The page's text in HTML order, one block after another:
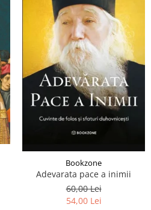
Bookzone
Adevarata pace a inimii
60,00 Lei
54,00 Lei